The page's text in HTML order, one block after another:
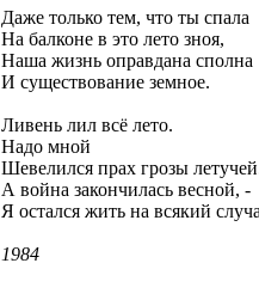
Даже только тем, что ты спала
На балконе в это лето зноя,
Наша жизнь оправдана сполна
И существование земное.
Ливень лил всё лето.
Надо мной
Шевелился прах грозы
А война закончилась весной, -
Я остался жить на всякий
1984